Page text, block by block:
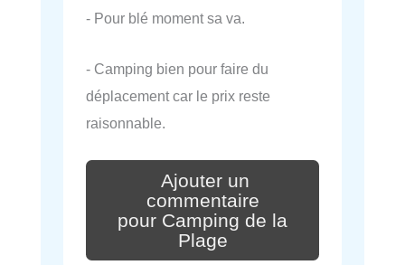
- Pour blé moment sa va.
- Camping bien pour faire du
déplacement car le prix reste
raisonnable.
Ajouter un
commentaire
pour Camping de la
Plage